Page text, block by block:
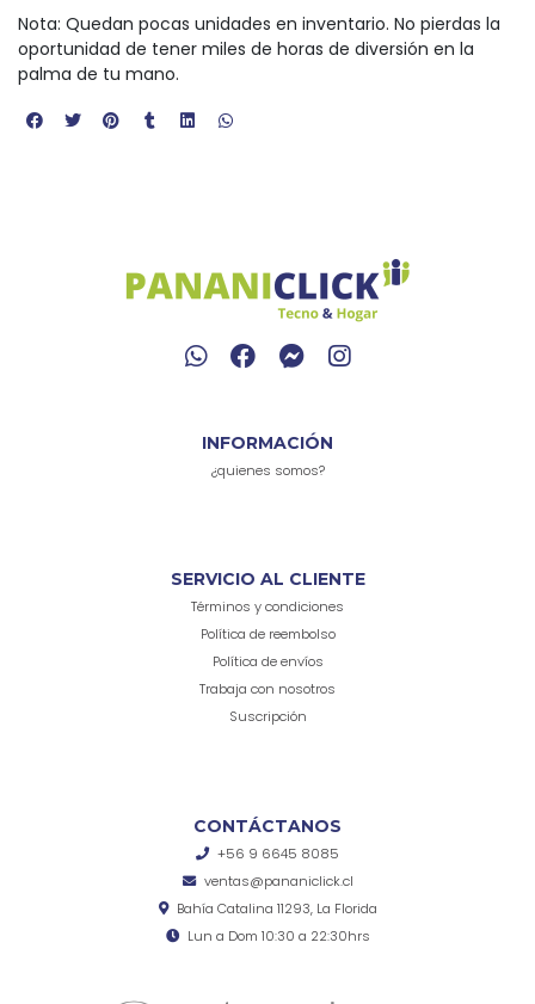
Nota: Quedan pocas unidades en inventario. No pierdas la
oportunidad de tener miles de horas de diversión en la
palma de tu mano.
INFORMACIÓN
¿quienes somos?
SERVICIO AL CLIENTE
Términos y condiciones
Política de reembolso
Política de envíos
Trabaja con nosotros
Suscripción
CONTÁCTANOS
+56 9 6645 8085
ventas@pananiclick.cl
Bahía Catalina 11293, La Florida
Lun a Dom 10:30 a 22:30hrs